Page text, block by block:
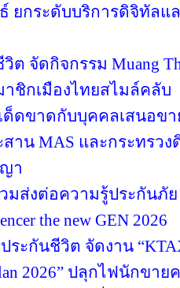
ยกระดับบริการดิจิทัลแ
ต จัดกิจกรรม Muang
าชิกเมืองไทยสไมล์คลับ
ด็ดขาดกับบุคคลเสนอข
าน MAS และกระทรวง
า
มส่งต่อความรู้ประกันภั
the new GEN 2026
ระกันชีวิต จัดงาน
2026” ปลุกไฟนักขา